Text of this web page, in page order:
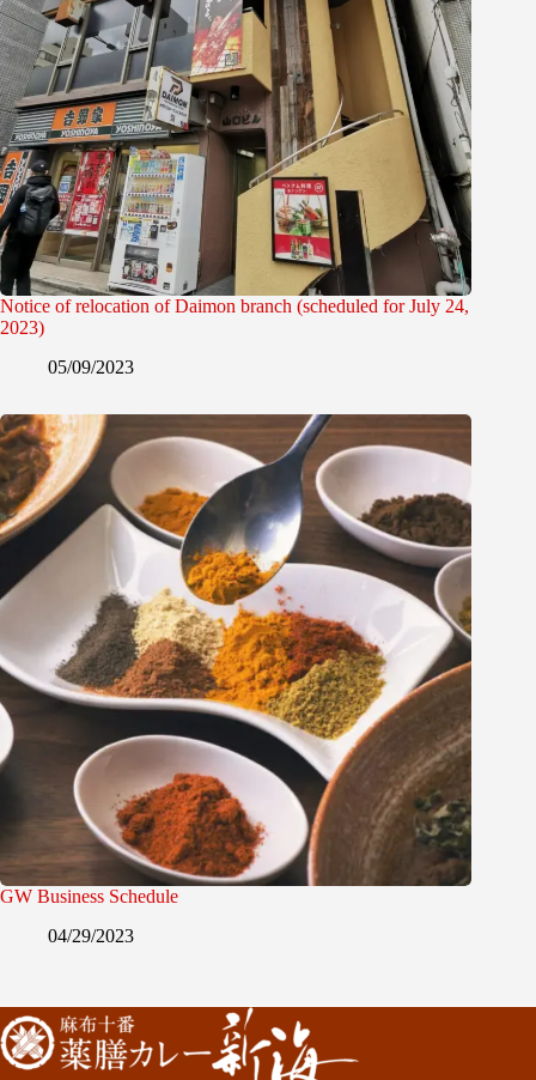
Notice of relocation of Daimon branch (scheduled for July 24,
2023)
05/09/2023
GW Business Schedule
04/29/2023